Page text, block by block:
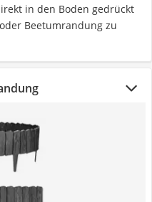
in den Boden gedrückt
Beetumrandung zu